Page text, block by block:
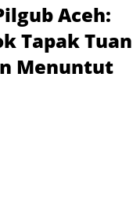
Aceh:
Tapak Tuan
Menuntut